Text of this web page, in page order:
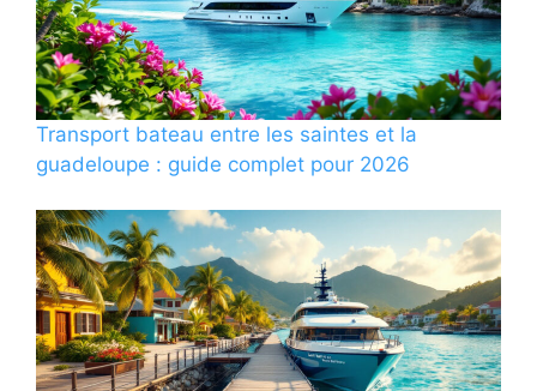
Transport bateau entre les saintes et la
guadeloupe : guide complet pour 2026